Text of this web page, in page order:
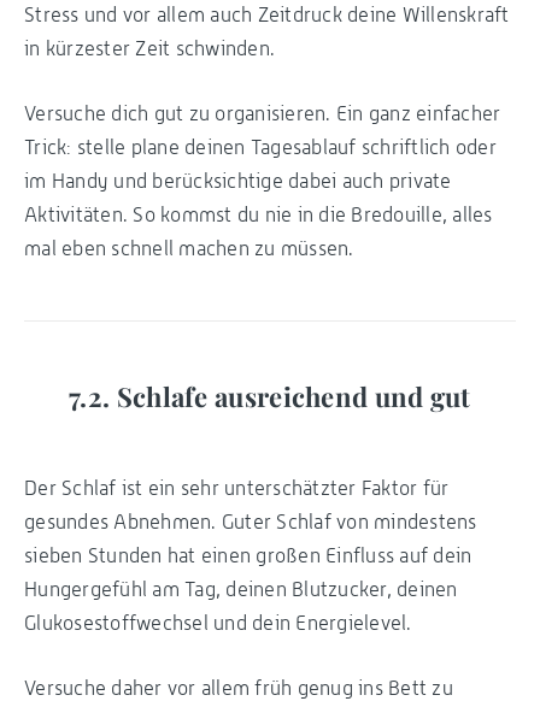
Stress und vor allem auch Zeitdruck deine Willenskraft
in kürzester Zeit schwinden.
Versuche dich gut zu organisieren. Ein ganz einfacher
Trick: stelle plane deinen Tagesablauf schriftlich oder
im Handy und berücksichtige dabei auch private
Aktivitäten. So kommst du nie in die Bredouille, alles
mal eben schnell machen zu müssen.
7.2. Schlafe ausreichend und gut
Der Schlaf ist ein sehr unterschätzter Faktor für
gesundes Abnehmen. Guter Schlaf von mindestens
sieben Stunden hat einen großen Einfluss auf dein
Hungergefühl am Tag, deinen Blutzucker, deinen
Glukosestoffwechsel und dein Energielevel.
Versuche daher vor allem früh genug ins Bett zu